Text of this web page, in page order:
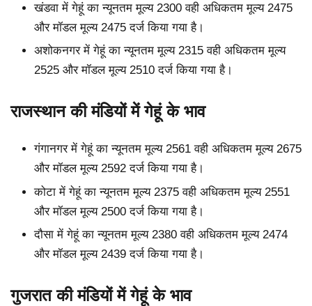
खंडवा में गेहूं का न्यूनतम मूल्य 2300 वही अधिकतम मूल्य 2475
और मॉडल मूल्य 2475 दर्ज किया गया है।
अशोकनगर में गेहूं का न्यूनतम मूल्य 2315 वही अधिकतम मूल्य
2525 और मॉडल मूल्य 2510 दर्ज किया गया है।
राजस्थान की मंडियों में गेहूं के भाव
गंगानगर में गेहूं का न्यूनतम मूल्य 2561 वही अधिकतम मूल्य 2675
और मॉडल मूल्य 2592 दर्ज किया गया है।
कोटा में गेहूं का न्यूनतम मूल्य 2375 वही अधिकतम मूल्य 2551
और मॉडल मूल्य 2500 दर्ज किया गया है।
दौसा में गेहूं का न्यूनतम मूल्य 2380 वही अधिकतम मूल्य 2474
और मॉडल मूल्य 2439 दर्ज किया गया है।
गुजरात की मंडियों में गेहूं के भाव